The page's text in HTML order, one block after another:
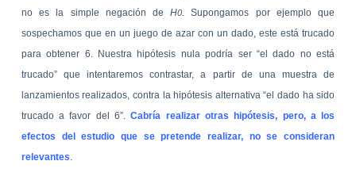
no es la simple negación deH0. Supongamos por ejemplo que
sospechamos que en un juego de azar con un dado, este está trucado
para obtener 6. Nuestra hipótesis nula podría ser “el dado no está
trucado” que intentaremos contrastar, a partir de una muestra de
lanzamientos realizados, contra la hipótesis alternativa “el dado ha sido
trucado a favor del 6”.Cabría realizar otras hipótesis, pero, a los
efectos del estudio que se pretende realizar, no se consideran
relevantes.